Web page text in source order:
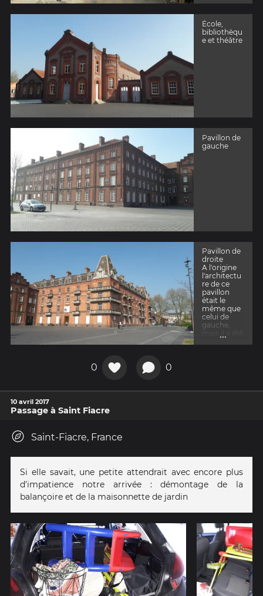
École,
bibliothèqu
e et théâtre
Pavillon de
gauche
Pavillon de
droite
A l'origine
l'architectu
re de ce
pavillon
était le
même que
celui de
gauche,
reconstruit
...
0 0
10 avril 2017
Passage à Saint Fiacre
Saint-Fiacre, France
Si elle savait, une petite attendrait avec encore plus
d'impatience notre arrivée : démontage de la
balançoire et de la maisonnette de jardin